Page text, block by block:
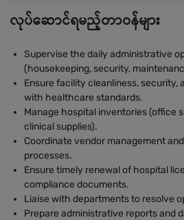
လုပ်ဆောင်ရမည့်တာဝန်များ
Supervise the daily administrative
(housekeeping, security,
Ensure facility cleanliness, security,
with healthcare standards.
Manage hospital inventories (office
clinical supplies).
Coordinate vendor management
processes.
Ensure timely renewal of hospital
compliance documents.
Liaise with departments to resolve
Prepare administrative reports and